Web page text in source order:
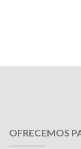
OFRECEMOS